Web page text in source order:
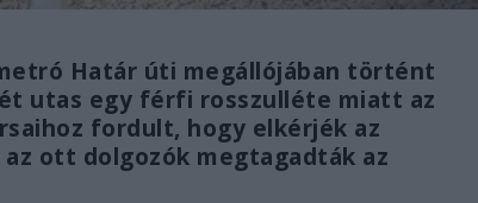
Határ úti megállójában történt
utas egy férfi rosszulléte miatt az
fordult, hogy elkérjék az
ott dolgozók megtagadták az